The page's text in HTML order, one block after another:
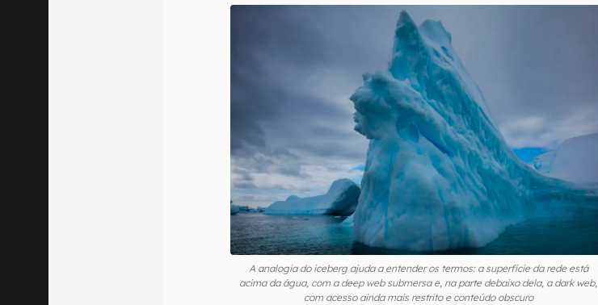
A analogia do iceberg ajuda a entender os termos: a superfície da rede está
acima da água, com a deep web submersa e, na parte debaixo dela, a dark web,
com acesso ainda mais restrito e conteúdo obscuro